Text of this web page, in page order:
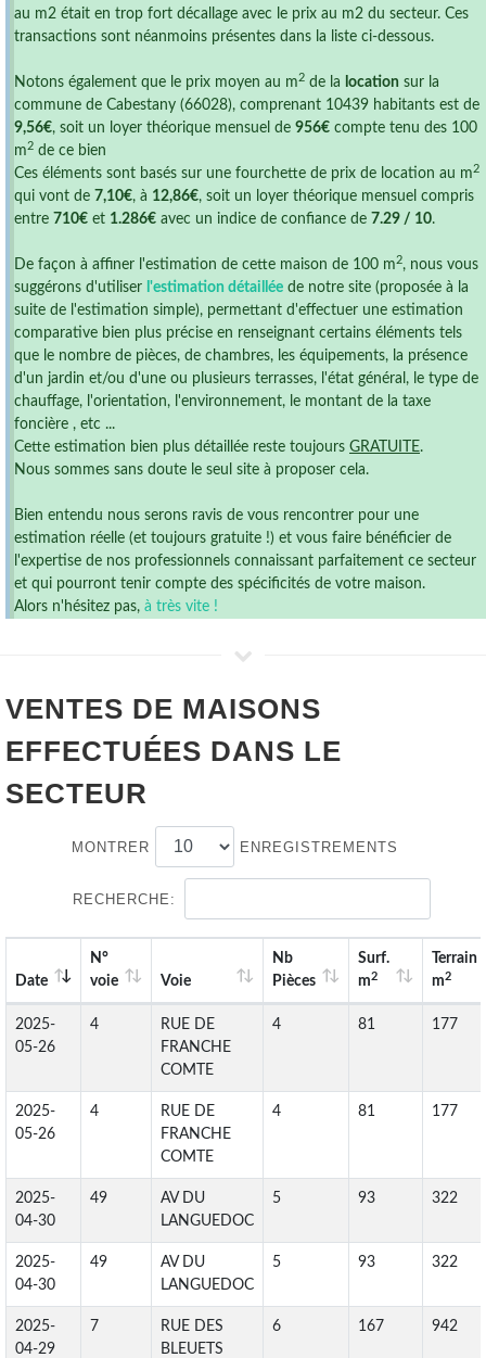
au m2 était en trop fort décallage avec le prix au m2 du secteur. Ces
transactions sont néanmoins présentes dans la liste ci-dessous.
Notons également que le prix moyen au m 2 de la location sur la
commune de Cabestany (66028), comprenant 10439 habitants est de
9,56€, soit un loyer théorique mensuel de 956€ compte tenu des 100
m 2 de ce bien
Ces éléments sont basés sur une fourchette de prix de location au m 2
qui vont de 7,10€, à 12,86€, soit un loyer théorique mensuel compris
entre 710€ et 1.286€ avec un indice de confiance de 7.29 / 10.
De façon à affiner l'estimation de cette maison de 100 m 2, nous vous
suggérons d'utiliser l'estimation détaillée de notre site (proposée à la
suite de l'estimation simple), permettant d'effectuer une estimation
comparative bien plus précise en renseignant certains éléments tels
que le nombre de pièces, de chambres, les équipements, la présence
d'un jardin et/ou d'une ou plusieurs terrasses, l'état général, le type de
chauffage, l'orientation, l'environnement, le montant de la taxe
foncière , etc ...
Cette estimation bien plus détaillée reste toujours GRATUITE.
Nous sommes sans doute le seul site à proposer cela.
Bien entendu nous serons ravis de vous rencontrer pour une
estimation réelle (et toujours gratuite !) et vous faire bénéficier de
l'expertise de nos professionnels connaissant parfaitement ce secteur
et qui pourront tenir compte des spécificités de votre maison.
Alors n'hésitez pas, à très vite !
VENTES DE MAISONS
EFFECTUÉES DANS LE
SECTEUR
MONTRER ENREGISTREMENTS
RECHERCHE:
Date
N°
voie
Voie
Nb
Pièces
Surf.
m2
Terrain
m2
2025-
05-26
4
RUE DE
FRANCHE
COMTE
4 81 177
2025-
05-26
4
RUE DE
FRANCHE
COMTE
4 81 177
2025-
04-30
49
AV DU
LANGUEDOC
5 93 322
2025-
04-30
49
AV DU
LANGUEDOC
5 93 322
2025-
04-29
7
RUE DES
BLEUETS
6 167 942